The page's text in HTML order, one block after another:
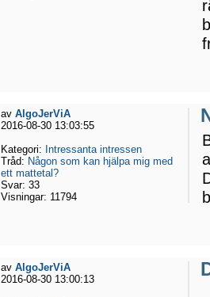
av AlgoJerViA
2016-08-30 13:03:55
Kategori: Intressanta intressen
Tråd: Någon som kan hjälpa mig med
ett mattetal?
Svar: 33
Visningar: 11794
av AlgoJerViA
2016-08-30 13:00:13